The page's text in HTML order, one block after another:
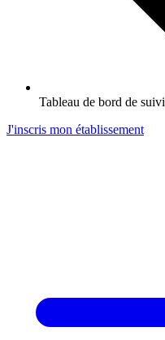
Tableau de bord de suivi
J'inscris mon établissement